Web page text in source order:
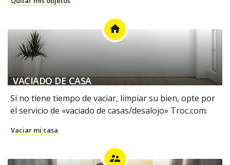
home
VACIADO DE CASA
Si no tiene tiempo de vaciar, limpiar su bien, opte por
el servicio de «vaciado de casas/desalojo» Troc.com.
Vaciar mi casa
supervisor_account